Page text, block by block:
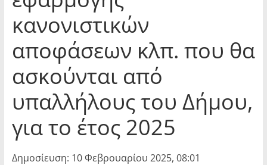
κανονιστικών
αποφάσεων κλπ. που θα
ασκούνται από
υπαλλήλους του Δήμου,
για το έτος 2025
Δημοσίευση: 10 Φεβρουαρίου 2025, 08:01